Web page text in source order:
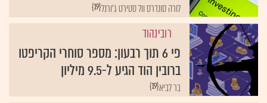
{19}לורה סונדרס וול סטירט ג'ורנל
רובינהוד
פי 6 תוך רבעון: מספר סוחרי הקריפטו
ברובין הוד הגיע ל-9.5 מיליון
{19}בר לביא